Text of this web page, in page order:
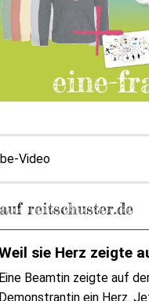
Video
reitschuster.de
sie Herz zeigte
Eine Beamtin zeigte auf
Demonstrantin ein Herz.